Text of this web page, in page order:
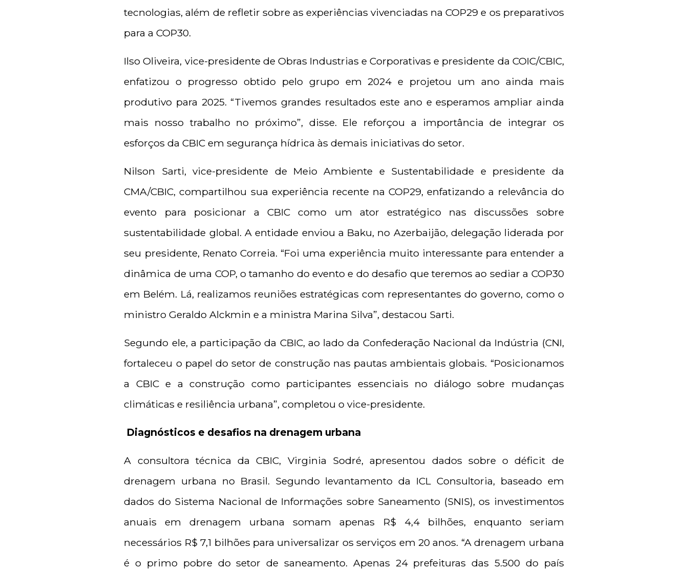
tecnologias, além de refletir sobre as experiências vivenciadas na COP29 e os preparativos
para a COP30.
Ilso Oliveira, vice-presidente de Obras Industrias e Corporativas e presidente da COIC/CBIC,
enfatizou o progresso obtido pelo grupo em 2024 e projetou um ano ainda mais
produtivo para 2025. “Tivemos grandes resultados este ano e esperamos ampliar ainda
mais nosso trabalho no próximo”, disse. Ele reforçou a importância de integrar os
esforços da CBIC em segurança hídrica às demais iniciativas do setor.
Nilson Sarti, vice-presidente de Meio Ambiente e Sustentabilidade e presidente da
CMA/CBIC, compartilhou sua experiência recente na COP29, enfatizando a relevância do
evento para posicionar a CBIC como um ator estratégico nas discussões sobre
sustentabilidade global. A entidade enviou a Baku, no Azerbaijão, delegação liderada por
seu presidente, Renato Correia. “Foi uma experiência muito interessante para entender a
dinâmica de uma COP, o tamanho do evento e do desafio que teremos ao sediar a COP30
em Belém. Lá, realizamos reuniões estratégicas com representantes do governo, como o
ministro Geraldo Alckmin e a ministra Marina Silva”, destacou Sarti.
Segundo ele, a participação da CBIC, ao lado da Confederação Nacional da Indústria (CNI,
fortaleceu o papel do setor de construção nas pautas ambientais globais. “Posicionamos
a CBIC e a construção como participantes essenciais no diálogo sobre mudanças
climáticas e resiliência urbana”, completou o vice-presidente.
Diagnósticos e desafios na drenagem urbana
A consultora técnica da CBIC, Virginia Sodré, apresentou dados sobre o déficit de
drenagem urbana no Brasil. Segundo levantamento da ICL Consultoria, baseado em
dados do Sistema Nacional de Informações sobre Saneamento (SNIS), os investimentos
anuais em drenagem urbana somam apenas R$ 4,4 bilhões, enquanto seriam
necessários R$ 7,1 bilhões para universalizar os serviços em 20 anos. “A drenagem urbana
é o primo pobre do setor de saneamento. Apenas 24 prefeituras das 5.500 do país